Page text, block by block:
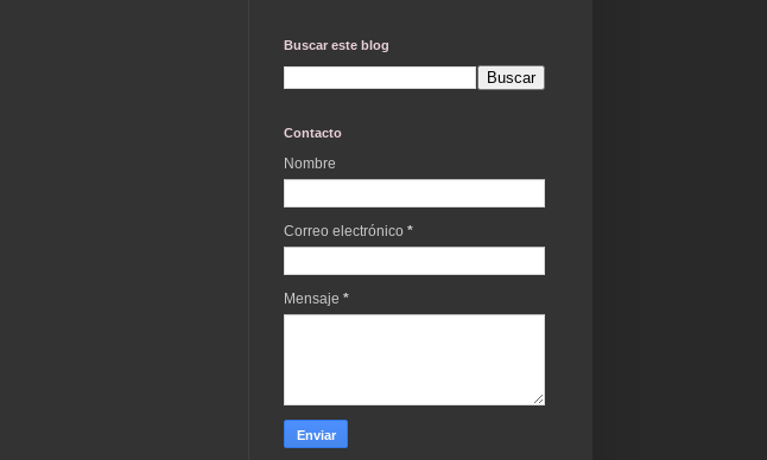
Buscar este blog
Contacto
Nombre
Correo electrónico *
Mensaje *